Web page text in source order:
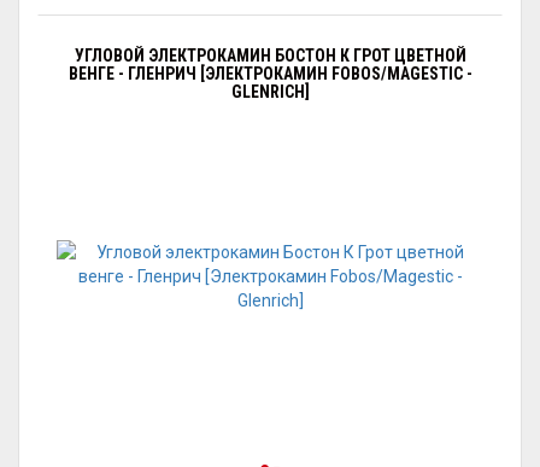
УГЛОВОЙ ЭЛЕКТРОКАМИН БОСТОН К ГРОТ ЦВЕТНОЙ
ВЕНГЕ - ГЛЕНРИЧ [ЭЛЕКТРОКАМИН FOBOS/MAGESTIC -
GLENRICH]